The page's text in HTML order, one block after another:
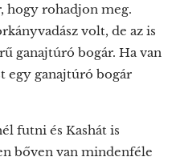
hogy rohadjon meg.
volt, de az is
ganajtúró bogár. Ha van
egy ganajtúró bogár
futni és Kashát is
bőven van mindenféle